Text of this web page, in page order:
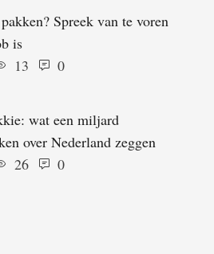
Spreek van te voren
is
13 0
wat een miljard
over Nederland zeggen
26 0